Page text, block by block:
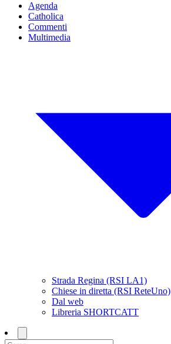
Agenda
Catholica
Commenti
Multimedia
Strada Regina (RSI LA1)
Chiese in diretta (RSI ReteUno)
Dal web
Libreria SHORTCATT